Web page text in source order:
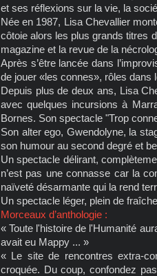
et ses réflexions sur la vie, la
Née en 1987, Lisa Chevallier
côtoie alors les plus grands titres
magazine et la revue de la
Après s’être lancée dans
de jouer «les connes», rôles dans
Depuis plus de deux ans, Lisa
avec quelques incursions à
Bornes. Son spectacle "Trop
Son alter ego, Gwendolyne, la
son humour au second degré et
Un spectacle délirant,
n’est pas une connasse car la
naïveté désarmante qui la rend
Un spectacle léger, plein de
Morceaux d’anthologie :
« Toute l'histoire de l'Humanité
avait eu Mappy ... »
« Le site de rencontres extra-
croquée. Du coup, confondez